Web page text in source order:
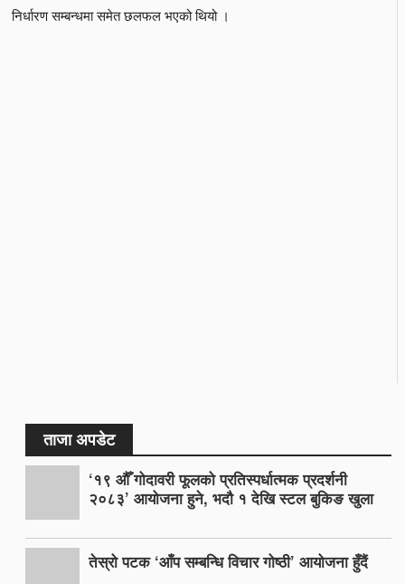
निर्धारण सम्बन्धमा समेत छलफल भएको थियो ।
ताजा अपडेट
‘१९ औँ गोदावरी फूलको प्रतिस्पर्धात्मक प्रदर्शनी
२०८३’ आयोजना हुने, भदौ १ देखि स्टल बुकिङ खुला
तेस्रो पटक ‘आँप सम्बन्धि विचार गोष्ठी’ आयोजना हुँदैं